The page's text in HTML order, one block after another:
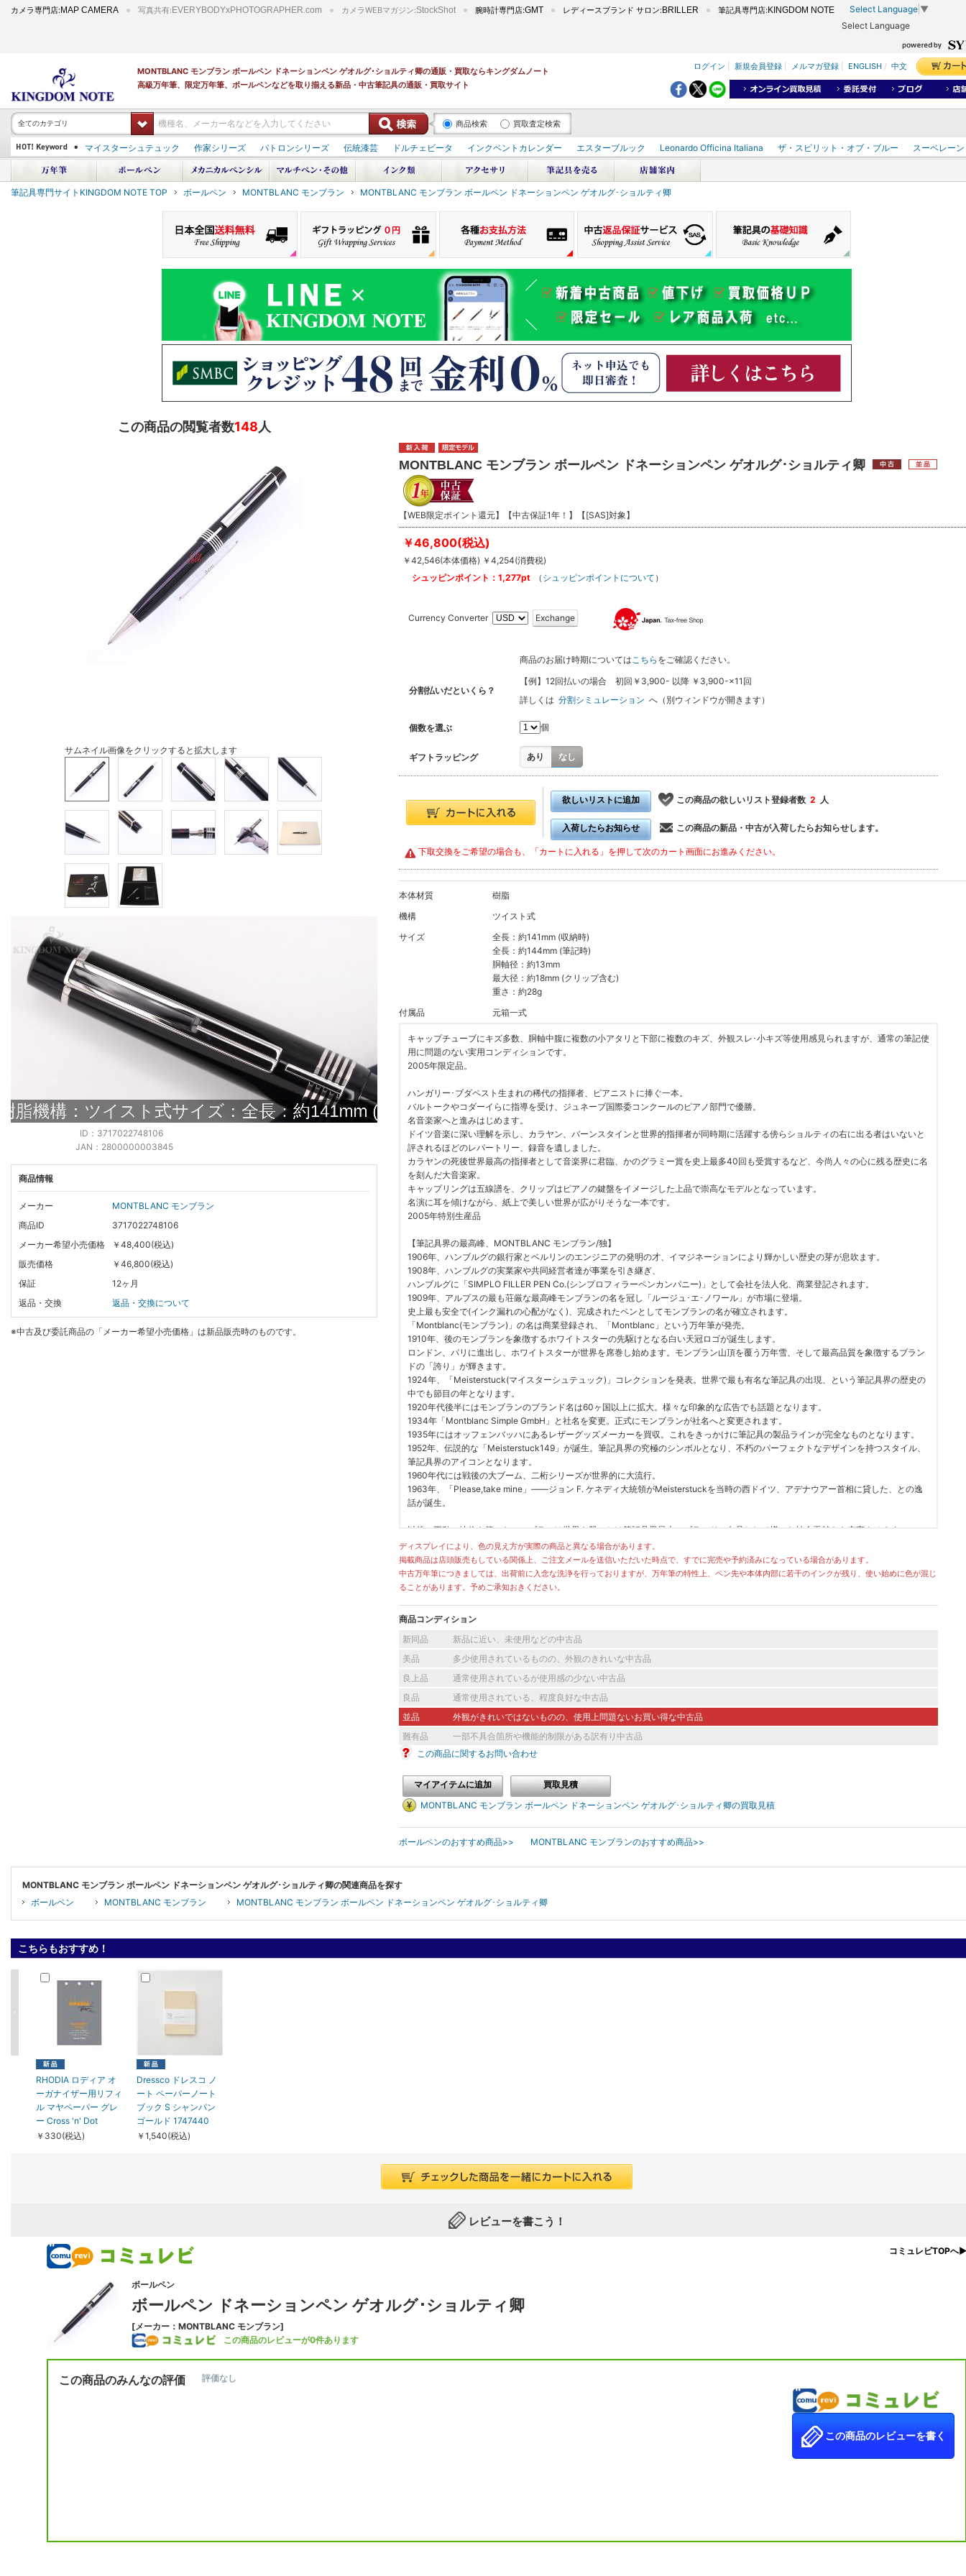
カメラ専門店:MAP CAMERA 写真共有: EVERYBODYxPHOTOGRAPHER.com カメラWEBマガジン:StockShot 腕時計専門店:GMT レディースブランド サロン:BRILLER 筆記具専門店:KINGDOM NOTE Select Language ▼
Select Language
MONTBLANC モンブラン ボールペン ドネーションペン ゲオルグ･ショルティ卿の通販・買取ならキングダムノート
高級万年筆、限定万年筆、ボールペンなどを取り揃える新品・中古筆記具の通販・買取サイト
ログイン 新規会員登録 メルマガ登録 ENGLISH / 中文
全てのカテゴリ 商品検索 買取査定検索
マイスターシュテュック 作家シリーズ パトロンシリーズ 伝統漆芸 ドルチェビータ インクベントカレンダー エスターブルック Leonardo Officina Italiana ザ・スピリット・オブ・ブルー
スーベレーン
PILOT 蒔絵
ダイアミン ボトルインク
筆記具専門サイトKINGDOM NOTE TOP ボールペン MONTBLANC モンブラン MONTBLANC モンブラン ボールペン ドネーションペン ゲオルグ･ショルティ卿
MONTBLANC モンブラン ボールペン ドネーションペン ゲオルグ･ショルティ卿
【WEB限定ポイント還元】【中古保証1年！】【[SAS]対象】
この商品の閲覧者数148人
￥46,800(税込)
￥42,546(本体価格) ￥4,254(消費税)
シュッピンポイント：1,277pt
（ シュッピンポイントについて ）
Currency Converter Exchange
商品のお届け時期についてはこちら をご確認ください。
分割払いだといくら？
【例】12回払いの場合 初回￥3,900- 以降 ￥3,900-×11回
詳しくは 分割シミュレーション へ（別ウィンドウが開きます）
個数を選ぶ 個
ギフトラッピング あり なし
欲しいリストに追加 この商品の欲しいリスト登録者数 2 人
入荷したらお知らせ この商品の新品・中古が入荷したらお知らせします。
下取交換をご希望の場合も、「カートに入れる」を押して次のカート画面にお進みください。
本体材質
樹脂
機構
ツイスト式
サイズ
全長：約141mm (収納時)
全長：約144mm (筆記時)
胴軸径：約13mm
最大径：約18mm (クリップ含む)
重さ：約28g
付属品
元箱一式
キャップチューブにキズ多数、胴軸中腹に複数の小アタリと下部に複数のキズ、外観スレ･小キズ等使用感見られますが、通常の筆記使
用に問題のない実用コンディションです。
2005年限定品。
ハンガリー･ブダペスト生まれの稀代の指揮者、ピアニストに捧ぐ一本。
バルトークやコダーイらに指導を受け、ジュネーブ国際委コンクールのピアノ部門で優勝。
名音楽家へと進みはじめます。
ドイツ音楽に深い理解を示し、カラヤン、バーンスタインと世界的指揮者が同時期に活躍する傍らショルティの右に出る者はいないと
評されるほどのレパートリー、録音を遺しました。
カラヤンの死後世界最高の指揮者として音楽界に君臨、かのグラミー賞を史上最多40回も受賞するなど、今尚人々の心に残る歴史に名
を刻んだ大音楽家。
キャップリングは五線譜を、クリップはピアノの鍵盤をイメージした上品で崇高なモデルとなっています。
名演に耳を傾けながら、紙上で美しい世界が広がりそうな一本です。
2005年特別生産品
【筆記具界の最高峰、MONTBLANC モンブラン/独】
1906年、ハンブルグの銀行家とベルリンのエンジニアの発明の才、イマジネーションにより輝かしい歴史の芽が息吹ます。
1908年、ハンブルグの実業家や共同経営者達が事業を引き継ぎ、
ハンブルグに「SIMPLO FILLER PEN Co.(シンプロフィラーペンカンパニー)」として会社を法人化、商業登記されます。
1909年、アルプスの最も荘厳な最高峰モンブランの名を冠し「ルージュ･エ･ノワール」が市場に登場。
史上最も安全で(インク漏れの心配がなく)、完成されたペンとしてモンブランの名が確立されます。
「Montblanc(モンブラン)」の名は商業登録され、「Montblanc」という万年筆が発売。
1910年、後のモンブランを象徴するホワイトスターの先駆けとなる白い天冠ロゴが誕生します。
ロンドン、パリに進出し、ホワイトスターが世界を席巻し始めます。モンブラン山頂を覆う万年雪、そして最高品質を象徴するブラン
ドの「誇り」が輝きます。
1924年、「Meisterstuck(マイスターシュテュック)」コレクションを発表。世界で最も有名な筆記具の出現、という筆記具界の歴史の
中でも節目の年となります。
1920年代後半にはモンブランのブランド名は60ヶ国以上に拡大。様々な印象的な広告でも話題となります。
1934年「Montblanc Simple GmbH」と社名を変更。正式にモンブランが社名へと変更されます。
1935年にはオッフェンバッハにあるレザーグッズメーカーを買収。これをきっかけに筆記具の製品ラインが完全なものとなります。
1952年、伝説的な「Meisterstuck149」が誕生。筆記具界の究極のシンボルとなり、不朽のパーフェクトなデザインを持つスタイル、
筆記具界のアイコンとなります。
1960年代には戦後の大ブーム、二桁シリーズが世界的に大流行。
1963年、「Please,take mine」――ジョン F. ケネディ大統領がMeisterstuckを当時の西ドイツ、アデナウアー首相に貸した、との逸
話が誕生。
以後、不動の地位を築いたモンブランは世界を股にかけ筆記具界最大のブランド、名品として様々な社会貢献をも充実させます。
「Montblanc de la Culture Arts Patronage Award(モンブラン国際文化賞)」やユネスコ、音楽界に捧ぐシリーズなど、Meisterstuckシ
リーズを充実させます。
1980年代に過半数の株を取得していたダンヒル･ホールディングスがルクセンブルクのヴァンドーム･ラグジュアリーグループ(後のリ
シュモン)に買収され、
未来永劫目の離せない、ドイツ発の名メーカー、モンブラン。持っていて損は無い完成された名筆記具です。
[current] [limitededition] 中古
ディスプレイにより、色の見え方が実際の商品と異なる場合があります。
掲載商品は店頭販売もしている関係上、ご注文メールを送信いただいた時点で、すでに完売や予約済みになっている場合があります。
中古万年筆につきましては、出荷前に入念な洗浄を行っておりますが、万年筆の特性上、ペン先や本体内部に若干のインクが残り、使い始めに色が混じ
ることがあります。予めご承知おきください。
商品コンディション
新同品
新品に近い、未使用などの中古品
美品
多少使用されているものの、外観のきれいな中古品
良上品
通常使用されているが使用感の少ない中古品
良品
通常使用されている、程度良好な中古品
並品
外観がきれいではないものの、使用上問題ないお買い得な中古品
難有品
一部不具合箇所や機能的制限がある訳有り中古品
この商品に関するお問い合わせ
マイアイテムに追加
買取見積
MONTBLANC モンブラン ボールペン ドネーションペン ゲオルグ･ショルティ卿の買取見積
ボールペンのおすすめ商品>> MONTBLANC モンブランのおすすめ商品>>
サムネイル画像をクリックすると拡大します
ID：3717022748106
JAN：2800000003845
商品情報
メーカー
MONTBLANC モンブラン
商品ID
3717022748106
メーカー希望小売価格
￥48,400(税込)
販売価格
￥46,800(税込)
保証
12ヶ月
返品・交換
返品・交換について
※中古及び委託商品の「メーカー希望小売価格」は新品販売時のものです。
MONTBLANC モンブラン ボールペン ドネーションペン ゲオルグ･ショルティ卿の関連商品を探す
ボールペン
MONTBLANC モンブラン MONTBLANC モンブラン ボールペン ドネーションペン ゲオルグ･ショルティ卿
こちらもおすすめ！
RHODIA ロディア オ
ーガナイザー用リフィ
ル マヤペーパー グレ
ー Cross 'n' Dot
￥330(税込)
Dressco ドレスコ ノ
ート ペーパーノート
ブック S シャンパン
ゴールド 1747440
￥1,540(税込)
レビューを書こう！
コミュレビTOPへ▶
ボールペン
ボールペン ドネーションペン ゲオルグ･ショルティ卿
[メーカー：MONTBLANC モンブラン]
この商品のレビューが0件あります
この商品のみんなの評価 評価なし
この商品のレビューを書く